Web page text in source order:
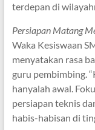
terdepan di
​Persiapan Matang
​Waka Kesiswaan
menyatakan rasa
guru pembimbing.
hanyalah awal.
persiapan teknis
habis-habisan di